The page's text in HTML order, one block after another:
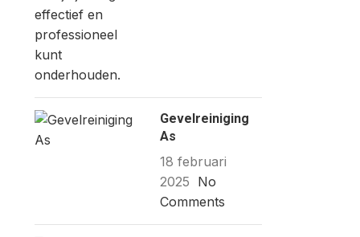
Gevelreiniging
As
18 februari
2025 No
Comments